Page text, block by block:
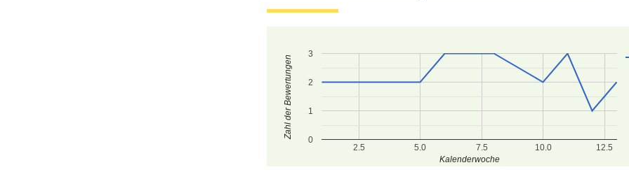
2.5 5.0 7.5 10.0 12.5
0
1
2
3
Kalenderwoche
Zahl der Bewertungen